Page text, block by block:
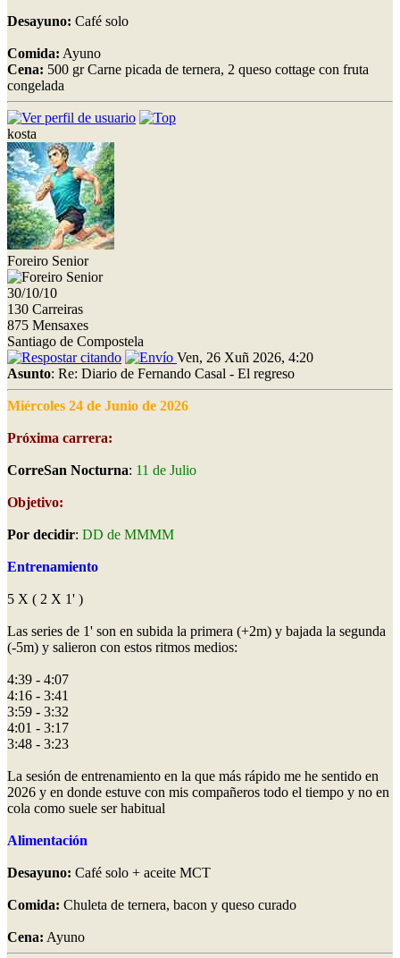
Desayuno: Café solo
Comida: Ayuno
Cena: 500 gr Carne picada de ternera, 2 queso cottage con fruta
congelada
kosta
Foreiro Senior
30/10/10
130 Carreiras
875 Mensaxes
Santiago de Compostela
Ven, 26 Xuñ 2026, 4:20
Asunto: Re: Diario de Fernando Casal - El regreso
Miércoles 24 de Junio de 2026
Próxima carrera:
CorreSan Nocturna: 11 de Julio
Objetivo:
Por decidir: DD de MMMM
Entrenamiento
5 X ( 2 X 1' )
Las series de 1' son en subida la primera (+2m) y bajada la segunda
(-5m) y salieron con estos ritmos medios:
4:39 - 4:07
4:16 - 3:41
3:59 - 3:32
4:01 - 3:17
3:48 - 3:23
La sesión de entrenamiento en la que más rápido me he sentido en
2026 y en donde estuve con mis compañeros todo el tiempo y no en
cola como suele ser habitual
Alimentación
Desayuno: Café solo + aceite MCT
Comida: Chuleta de ternera, bacon y queso curado
Cena: Ayuno